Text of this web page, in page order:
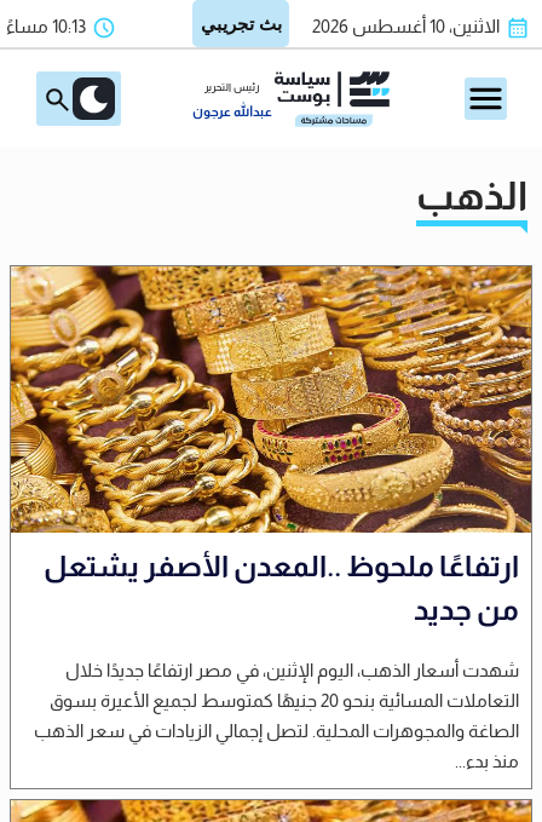
الاثنين، 10 أغسطس 2026 10:13 مساءً
رئيس التحرير
عبدالله عرجون
الذهب
ارتفاعًا ملحوظ ..المعدن الأصفر يشتعل
من جديد
شهدت أسعار الذهب، اليوم الإثنين، في مصر ارتفاعًا جديدًا خلال
التعاملات المسائية بنحو 20 جنيهًا كمتوسط لجميع الأعيرة بسوق
الصاغة والمجوهرات المحلية. لتصل إجمالي الزيادات في سعر الذهب
منذ بدء...